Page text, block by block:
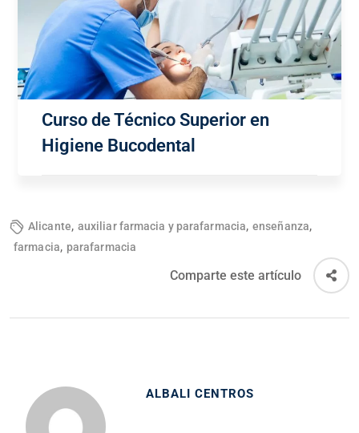
Curso de Técnico Superior en
Higiene Bucodental
Alicante, auxiliar farmacia y parafarmacia, enseñanza,
farmacia, parafarmacia
Comparte este artículo
ALBALI CENTROS